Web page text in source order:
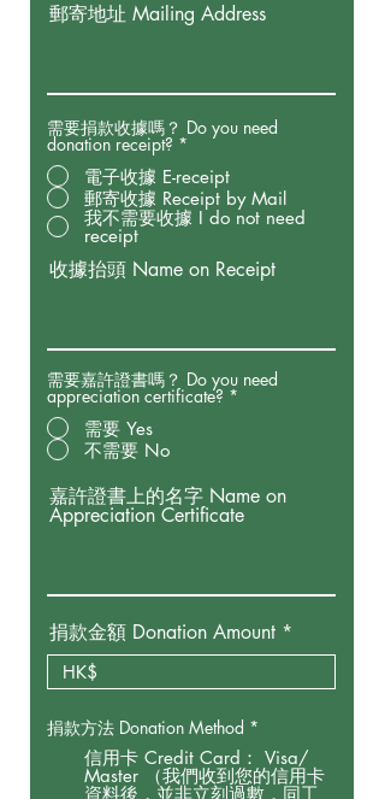
郵寄地址 Mailing Address
需要捐款收據嗎？ Do you need
donation receipt? *
電子收據 E-receipt
郵寄收據 Receipt by Mail
我不需要收據 I do not need
receipt
收據抬頭 Name on Receipt
需要嘉許證書嗎？ Do you need
appreciation certificate? *
需要 Yes
不需要 No
嘉許證書上的名字 Name on
Appreciation Certificate
捐款金額 Donation Amount
捐款方法 Donation Method *
信用卡 Credit Card： Visa/
Master （我們收到您的信用卡
資料後，並非立刻過數，同工